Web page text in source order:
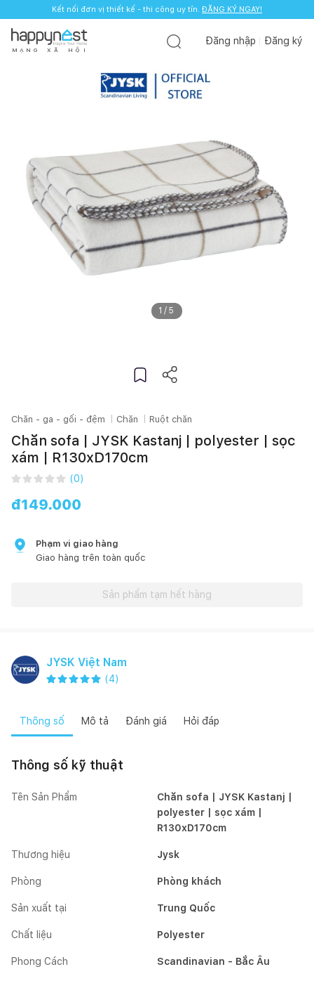
Kết nối đơn vị thiết kế - thi công uy tín. ĐĂNG KÝ NGAY!
M Ạ N G X Ã H Ộ I
Đăng nhập Đăng ký
1 / 5
Chăn - ga - gối - đệm Chăn Ruột chăn
Chăn sofa | JYSK Kastanj | polyester | sọc
xám | R130xD170cm
(0)
đ149.000
Phạm vi giao hàng
Giao hàng trên toàn quốc
Sản phẩm tạm hết hàng
JYSK Việt Nam
(4)
Thông số Mô tả Đánh giá Hỏi đáp
Thông số kỹ thuật
Tên Sản Phẩm
Chăn sofa | JYSK Kastanj |
polyester | sọc xám |
R130xD170cm
Thương hiệu Jysk
Phòng Phòng khách
Sản xuất tại Trung Quốc
Chất liệu Polyester
Phong Cách Scandinavian - Bắc Âu